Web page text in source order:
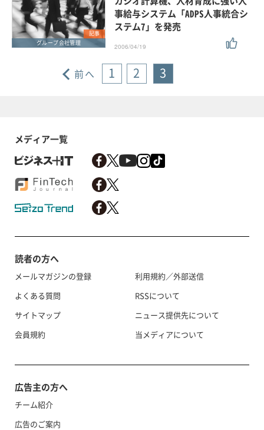
記事
グループ会社管理
事給与システム「ADPS人事統合シ
ステム7」を発売
2006/04/19
前へ 1 2 3
メディア一覧
読者の方へ
メールマガジンの登録
よくある質問
サイトマップ
会員規約
利用規約／外部送信
RSSについて
ニュース提供先について
当メディアについて
広告主の方へ
チーム紹介
広告のご案内